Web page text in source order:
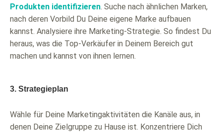
Produkten identifizieren. Suche nach ähnlichen Marken,
nach deren Vorbild Du Deine eigene Marke aufbauen
kannst. Analysiere ihre Marketing-Strategie. So findest Du
heraus, was die Top-Verkäufer in Deinem Bereich gut
machen und kannst von ihnen lernen.
3. Strategieplan
Wähle für Deine Marketingaktivitäten die Kanäle aus, in
denen Deine Zielgruppe zu Hause ist. Konzentriere Dich